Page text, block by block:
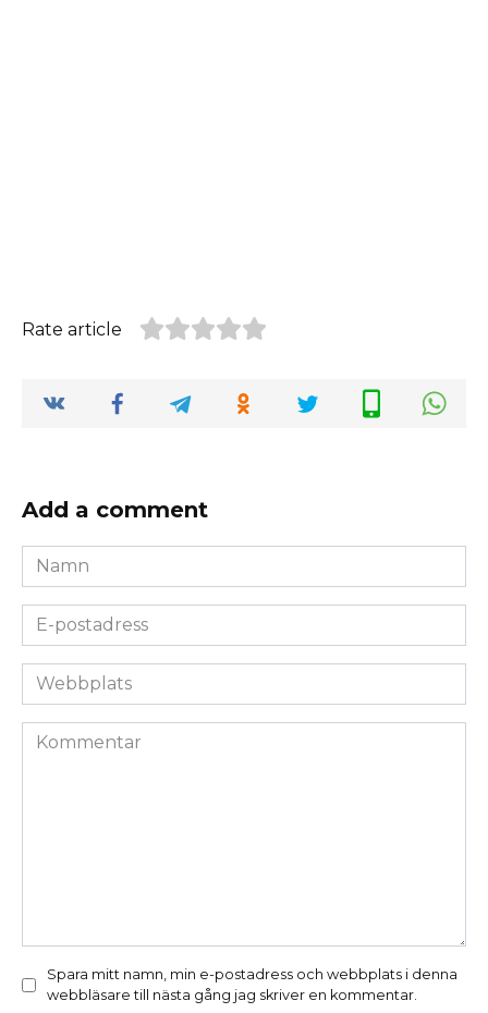
Rate article
Add a comment
Namn
*
E-
postadress
*Webbplats
Kommentar
Spara mitt namn, min e-postadress och webbplats i denna
webbläsare till nästa gång jag skriver en kommentar.